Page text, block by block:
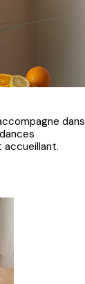
dans
accueillant.